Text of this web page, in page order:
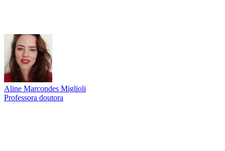
Aline Marcondes Miglioli
Professora doutora